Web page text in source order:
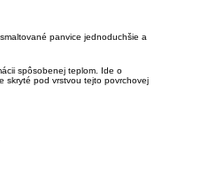
panvice jednoduchšie a
spôsobenej teplom. Ide o
skryté pod vrstvou tejto povrchovej